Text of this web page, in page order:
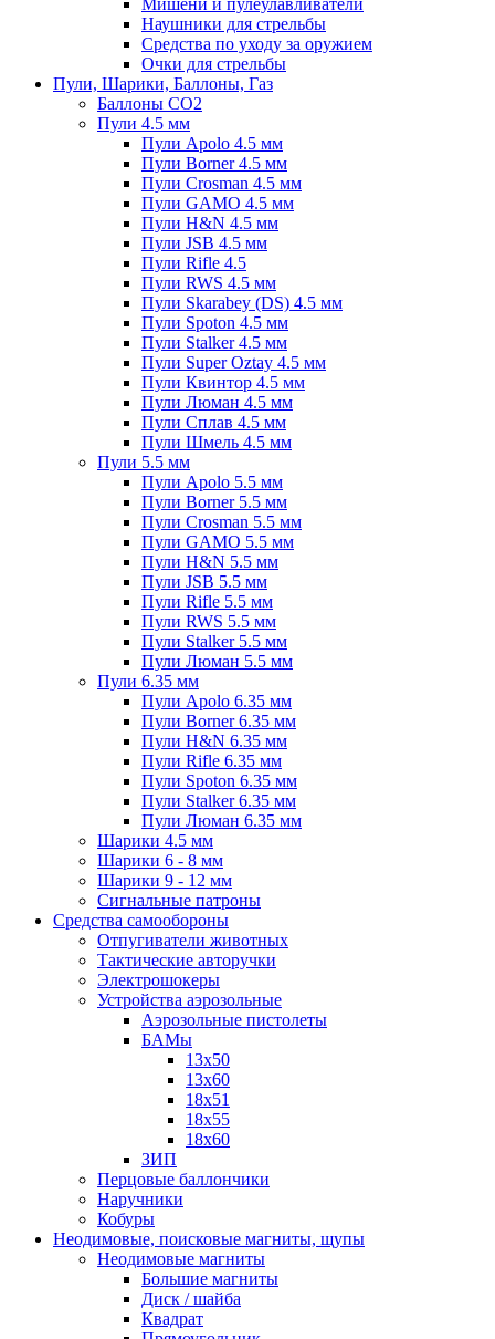
Наушники для стрельбы
Средства по уходу за оружием
Очки для стрельбы
Пули, Шарики, Баллоны, Газ
Баллоны CO2
Пули 4.5 мм
Пули Apolo 4.5 мм
Пули Borner 4.5 мм
Пули Crosman 4.5 мм
Пули GAMO 4.5 мм
Пули H&N 4.5 мм
Пули JSB 4.5 мм
Пули Rifle 4.5
Пули RWS 4.5 мм
Пули Skarabey (DS) 4.5 мм
Пули Spoton 4.5 мм
Пули Stalker 4.5 мм
Пули Super Oztay 4.5 мм
Пули Квинтор 4.5 мм
Пули Люман 4.5 мм
Пули Сплав 4.5 мм
Пули Шмель 4.5 мм
Пули 5.5 мм
Пули Apolo 5.5 мм
Пули Borner 5.5 мм
Пули Crosman 5.5 мм
Пули GAMO 5.5 мм
Пули H&N 5.5 мм
Пули JSB 5.5 мм
Пули Rifle 5.5 мм
Пули RWS 5.5 мм
Пули Stalker 5.5 мм
Пули Люман 5.5 мм
Пули 6.35 мм
Пули Apolo 6.35 мм
Пули Borner 6.35 мм
Пули H&N 6.35 мм
Пули Rifle 6.35 мм
Пули Spoton 6.35 мм
Пули Stalker 6.35 мм
Пули Люман 6.35 мм
Шарики 4.5 мм
Шарики 6 - 8 мм
Шарики 9 - 12 мм
Сигнальные патроны
Средства самообороны
Отпугиватели животных
Тактические авторучки
Электрошокеры
Устройства аэрозольные
Аэрозольные пистолеты
БАМы
13х50
13х60
18х51
18х55
18х60
ЗИП
Перцовые баллончики
Наручники
Кобуры
Неодимовые, поисковые магниты, щупы
Неодимовые магниты
Большие магниты
Диск / шайба
Квадрат